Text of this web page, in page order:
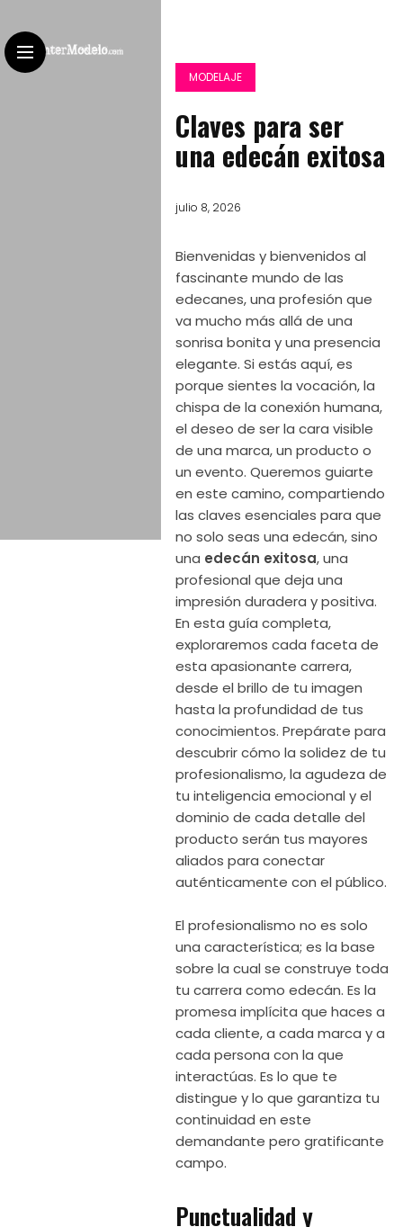
MODELAJE
Claves para ser
una edecán exitosa
julio 8, 2026
Bienvenidas y bienvenidos al
fascinante mundo de las
edecanes, una profesión que
va mucho más allá de una
sonrisa bonita y una presencia
elegante. Si estás aquí, es
porque sientes la vocación, la
chispa de la conexión humana,
el deseo de ser la cara visible
de una marca, un producto o
un evento. Queremos guiarte
en este camino, compartiendo
las claves esenciales para que
no solo seas una edecán, sino
una edecán exitosa, una
profesional que deja una
impresión duradera y positiva.
En esta guía completa,
exploraremos cada faceta de
esta apasionante carrera,
desde el brillo de tu imagen
hasta la profundidad de tus
conocimientos. Prepárate para
descubrir cómo la solidez de tu
profesionalismo, la agudeza de
tu inteligencia emocional y el
dominio de cada detalle del
producto serán tus mayores
aliados para conectar
auténticamente con el público.
El profesionalismo no es solo
una característica; es la base
sobre la cual se construye toda
tu carrera como edecán. Es la
promesa implícita que haces a
cada cliente, a cada marca y a
cada persona con la que
interactúas. Es lo que te
distingue y lo que garantiza tu
continuidad en este
demandante pero gratificante
campo.
Punctualidad y